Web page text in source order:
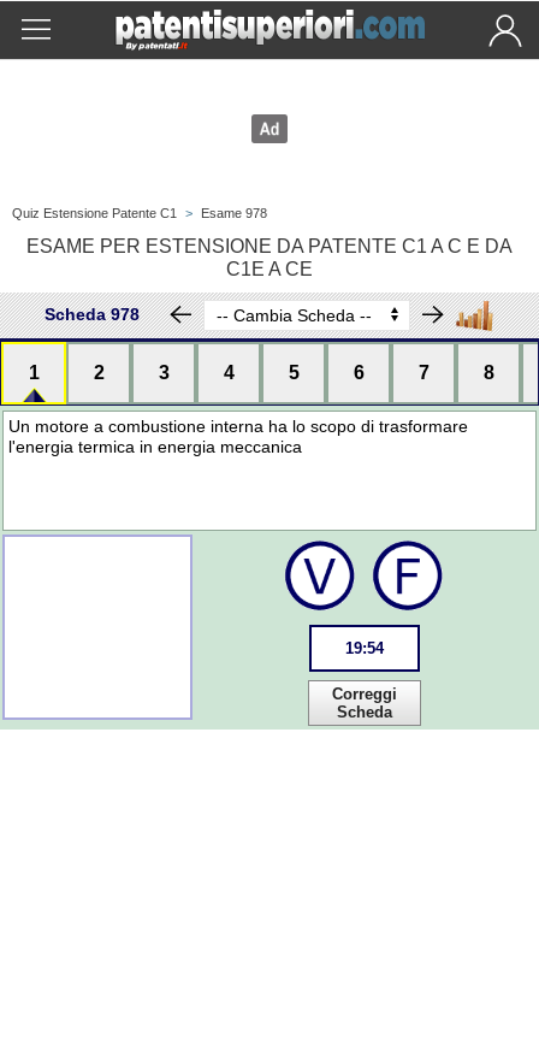
Quiz Estensione Patente C1 > Esame 978
ESAME PER ESTENSIONE DA PATENTE C1 A C E DA
C1E A CE
Scheda 978
1 2 3 4 5 6 7 8
Un motore a combustione interna ha lo scopo di trasformare
l'energia termica in energia meccanica
19:54
Correggi
Scheda